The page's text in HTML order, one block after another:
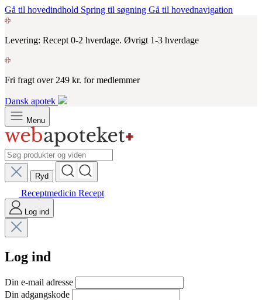
Gå til hovedindhold Spring til søgning Gå til hovednavigation
Levering: Recept 0-2 hverdage. Øvrigt 1-3 hverdage
Fri fragt over 249 kr. for medlemmer
Dansk apotek
Menu
Ryd
Receptmedicin Recept
Log ind
Log ind
Din e-mail adresse
Din adgangskode